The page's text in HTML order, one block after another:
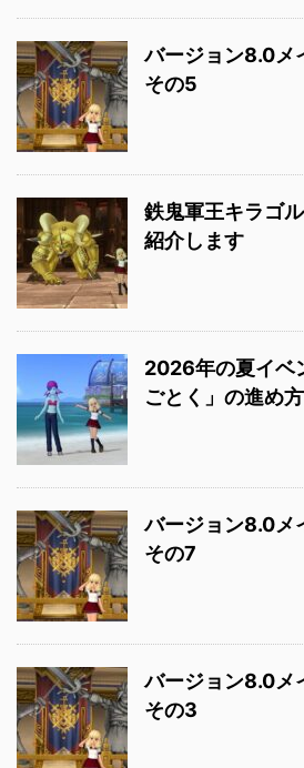
バージョン8.0メ
その5
鉄鬼軍王キラゴ
紹介します
2026年の夏イベ
ごとく」の進め
バージョン8.0メ
その7
バージョン8.0メ
その3